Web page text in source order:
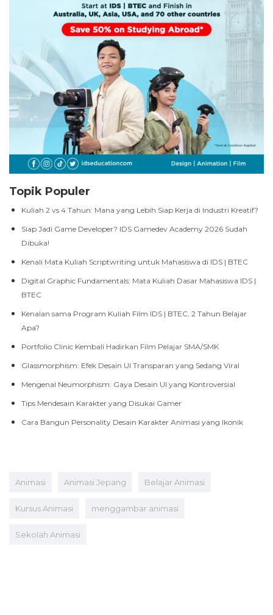
Topik Populer
Kuliah 2 vs 4 Tahun: Mana yang Lebih Siap Kerja di Industri Kreatif?
Siap Jadi Game Developer? IDS Gamedev Academy 2026 Sudah
Dibuka!
Kenali Mata Kuliah Scriptwriting untuk Mahasiswa di IDS | BTEC
Digital Graphic Fundamentals: Mata Kuliah Dasar Mahasiswa IDS |
BTEC
Kenalan sama Program Kuliah Film IDS | BTEC, 2 Tahun Belajar
Apa?
Portfolio Clinic Kembali Hadirkan Film Pelajar SMA/SMK
Glassmorphism: Efek Desain UI Transparan yang Sedang Viral
Mengenal Neumorphism: Gaya Desain UI yang Kontroversial
Tips Mendesain Karakter yang Disukai Gamer
Cara Bangun Personality Desain Karakter Animasi yang Ikonik
Animasi Animasi Jepang Belajar Animasi
Kursus Animasi menggambar animasi
Sekolah Animasi